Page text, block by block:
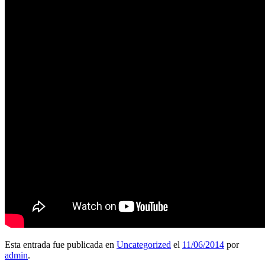
Esta entrada fue publicada en Uncategorized el 11/06/2014 por
admin.